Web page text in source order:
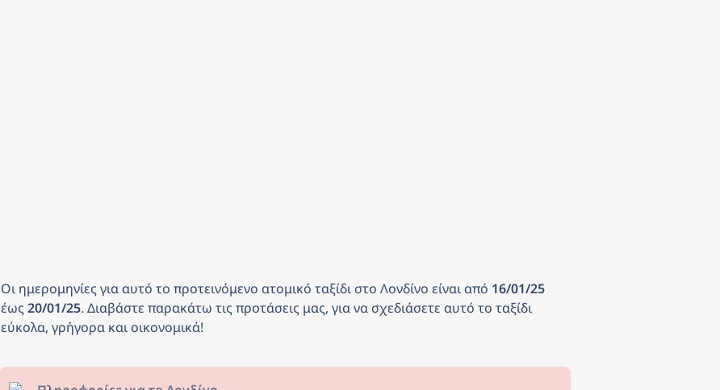
Οι ημερομηνίες για αυτό το προτεινόμενο ατομικό ταξίδι στο Λονδίνο είναι από
16/01/25
έως 20/01/25. Διαβάστε παρακάτω τις προτάσεις μας, για να σχεδιάσετε αυτό το ταξίδι
εύκολα, γρήγορα και οικονομικά!